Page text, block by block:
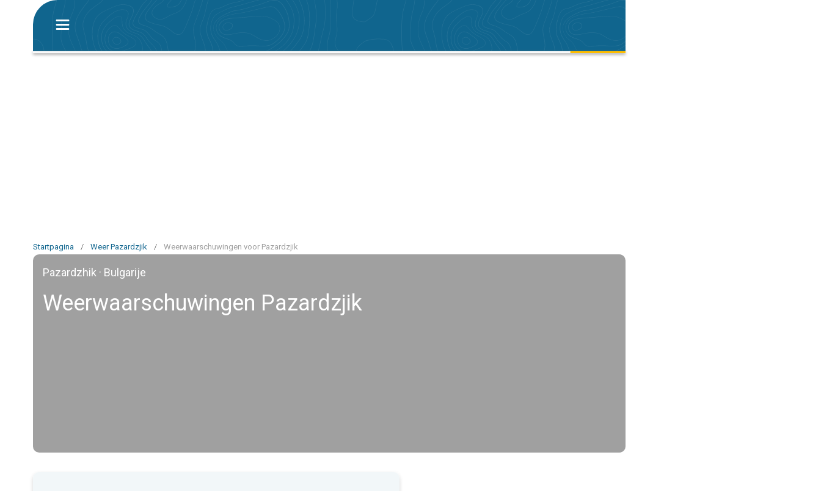
Startpagina / Weer Pazardzjik / Weerwaarschuwingen voor Pazardzjik
Pazardzhik · Bulgarije
Weerwaarschuwingen Pazardzjik